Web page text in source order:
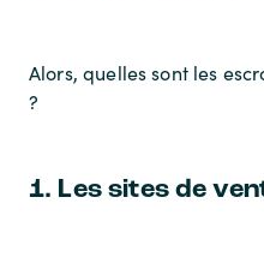
Alors, quelles sont les
?
1. Les sites de